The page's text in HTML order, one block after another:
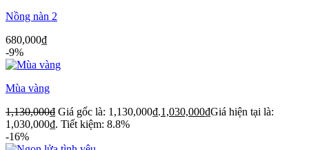
Nồng nàn 2
680,000₫
-9%
Mùa vàng
1,130,000₫ Giá gốc là: 1,130,000₫.1,030,000₫Giá hiện tại là:
1,030,000₫. Tiết kiệm: 8.8%
-16%